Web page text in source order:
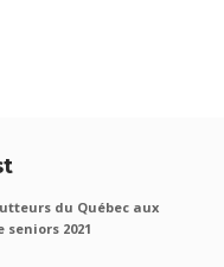
du Québec aux
2021